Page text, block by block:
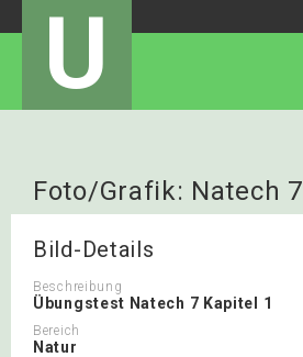
U
Foto/Grafik: Natech 7
Bild-Details
Beschreibung
Übungstest Natech 7 Kapitel 1
Bereich
Natur